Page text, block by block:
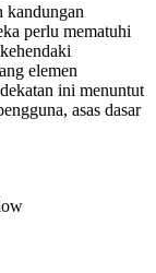
kandungan
perlu mematuhi
elemen
ini menuntut
asas dasar